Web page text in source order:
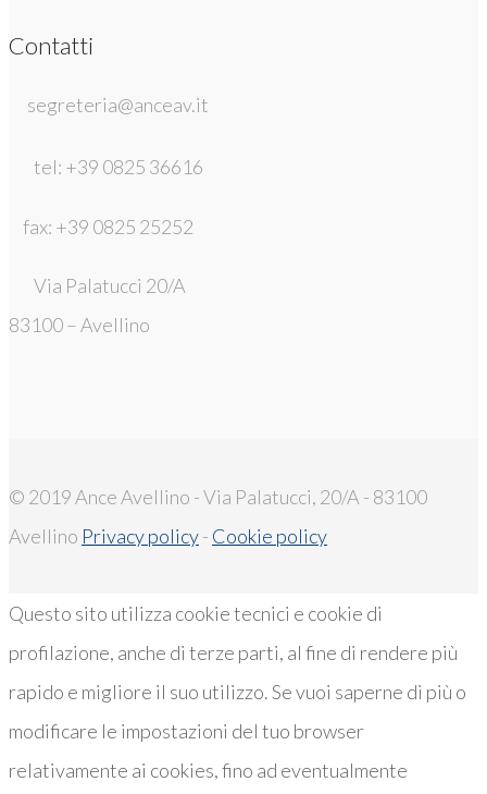
Contatti
segreteria@anceav.it
tel: +39 0825 36616
fax: +39 0825 25252
Via Palatucci 20/A
83100 – Avellino
© 2019 Ance Avellino - Via Palatucci, 20/A - 83100
Avellino Privacy policy- Cookie policy
Questo sito utilizza cookie tecnici e cookie di
profilazione, anche di terze parti, al fine di rendere più
rapido e migliore il suo utilizzo. Se vuoi saperne di più o
modificare le impostazioni del tuo browser
relativamente ai cookies, fino ad eventualmente